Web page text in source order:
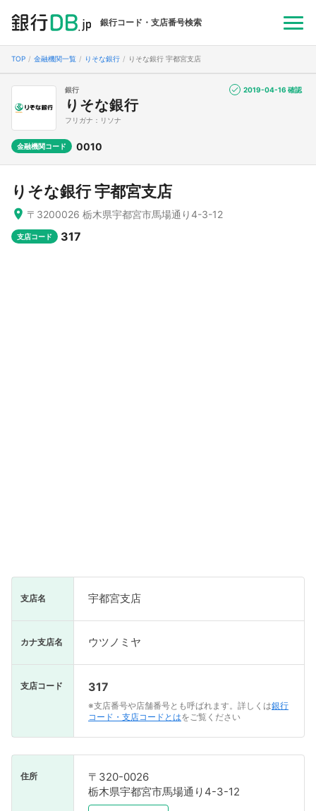
銀行コード・支店番号検索
TOP 金融機関一覧 りそな銀行 りそな銀行 宇都宮支店
銀行
りそな銀行
フリガナ：リソナ
金融機関コード 0010
2019-04-16 確認
りそな銀行 宇都宮支店
〒3200026 栃木県宇都宮市馬場通り4-3-12
支店コード 317
支店名 宇都宮支店
カナ支店名 ウツノミヤ
支店コード 317
※支店番号や店舗番号とも呼ばれます。詳しくは銀行
コード・支店コードとはをご覧ください
住所
〒320-0026
栃木県宇都宮市馬場通り4-3-12